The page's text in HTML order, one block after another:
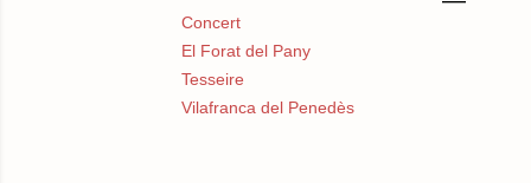
Concert
El Forat del Pany
Tesseire
Vilafranca del Penedès